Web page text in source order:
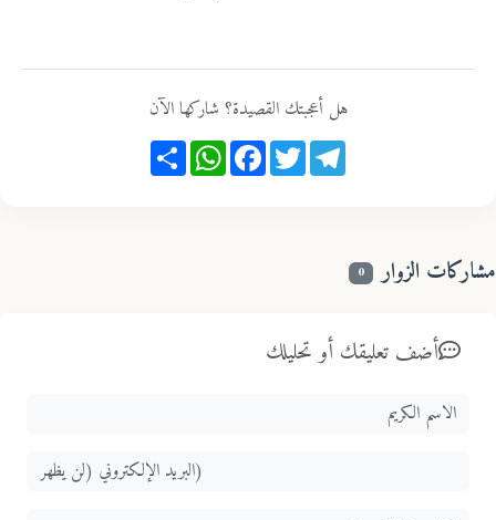
هل أعجبتك القصيدة؟ شاركها الآن
Share
WhatsAppFacebookTwitterTelegram
الزوار 0
أضف تعليقك أو تحليلك